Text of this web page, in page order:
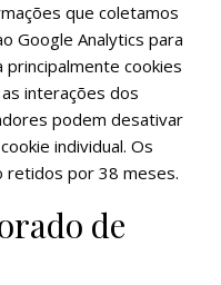
que coletamos
Google Analytics para
principalmente cookies
interações dos
podem desativar
individual. Os
retidos por 38 meses.
de